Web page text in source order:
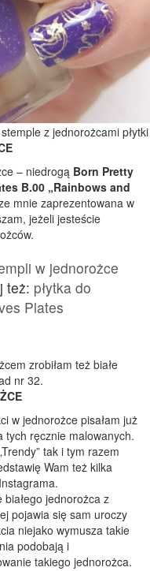
z jednorożcami
– niedrogą Born Pretty
B.00 „Rainbows and
mnie zaprezentowana w
jeżeli jesteście
w jednorożce
też: płytka do
Plates
zrobiłam też białe
nr 32.
w jednorożce pisałam już
tych ręcznie malowanych.
tak i tym razem
Wam też kilka
jednorożca z
pojawia się sam uroczy
niejako wymusza takie
podobają i
takiego jednorożca.